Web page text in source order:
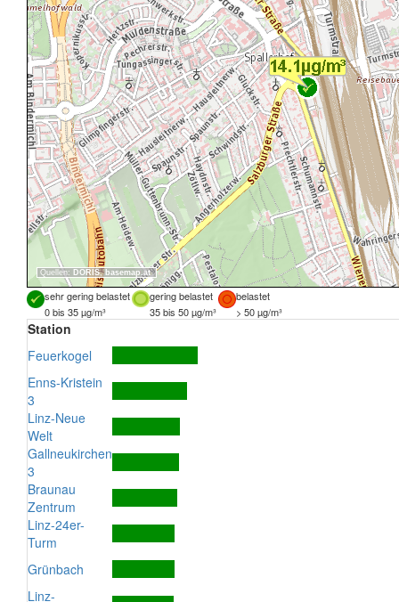
Quellen: DORIS, basemap.at
sehr gering belastet gering belastet
belastet
0 bis 35 µg/m³
35 bis 50 µg/m³ > 50 µg/m³
Station
Feuerkogel
Enns-Kristein
3
Linz-Neue
Welt
Gallneukirchen
3
Braunau
Zentrum
Linz-24er-
Turm
Grünbach
Linz-